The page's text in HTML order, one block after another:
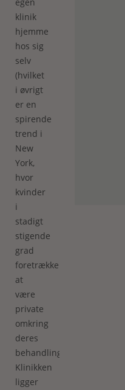
klinik
hjemme
hos sig
selv
(hvilket
i øvrigt
er en
spirende
trend i
New
York,
hvor
kvinder
i
stadigt
stigende
grad
foretrækker
at
være
private
omkring
deres
behandlinger).
Klinikken
ligger